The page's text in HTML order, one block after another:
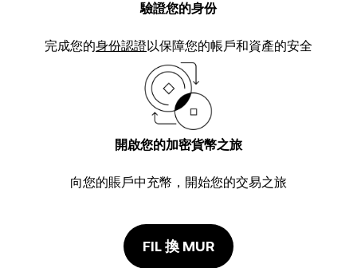
驗證您的身份
完成您的身份認證以保障您的帳戶和資產的安全
開啟您的加密貨幣之旅
向您的賬戶中充幣，開始您的交易之旅
FIL 換 MUR